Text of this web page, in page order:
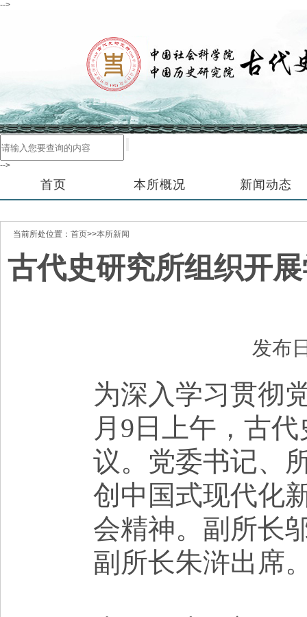
-->
-->
首页 本所概况 新闻动态
当前所处位置： 首页>>本所新闻
古代史研究所组织开
发布
为深入学习贯彻
月 9 日 上午 ，古
议。 党委书记、
创中国式现代化
会精神。副所长
副所长朱浒出席